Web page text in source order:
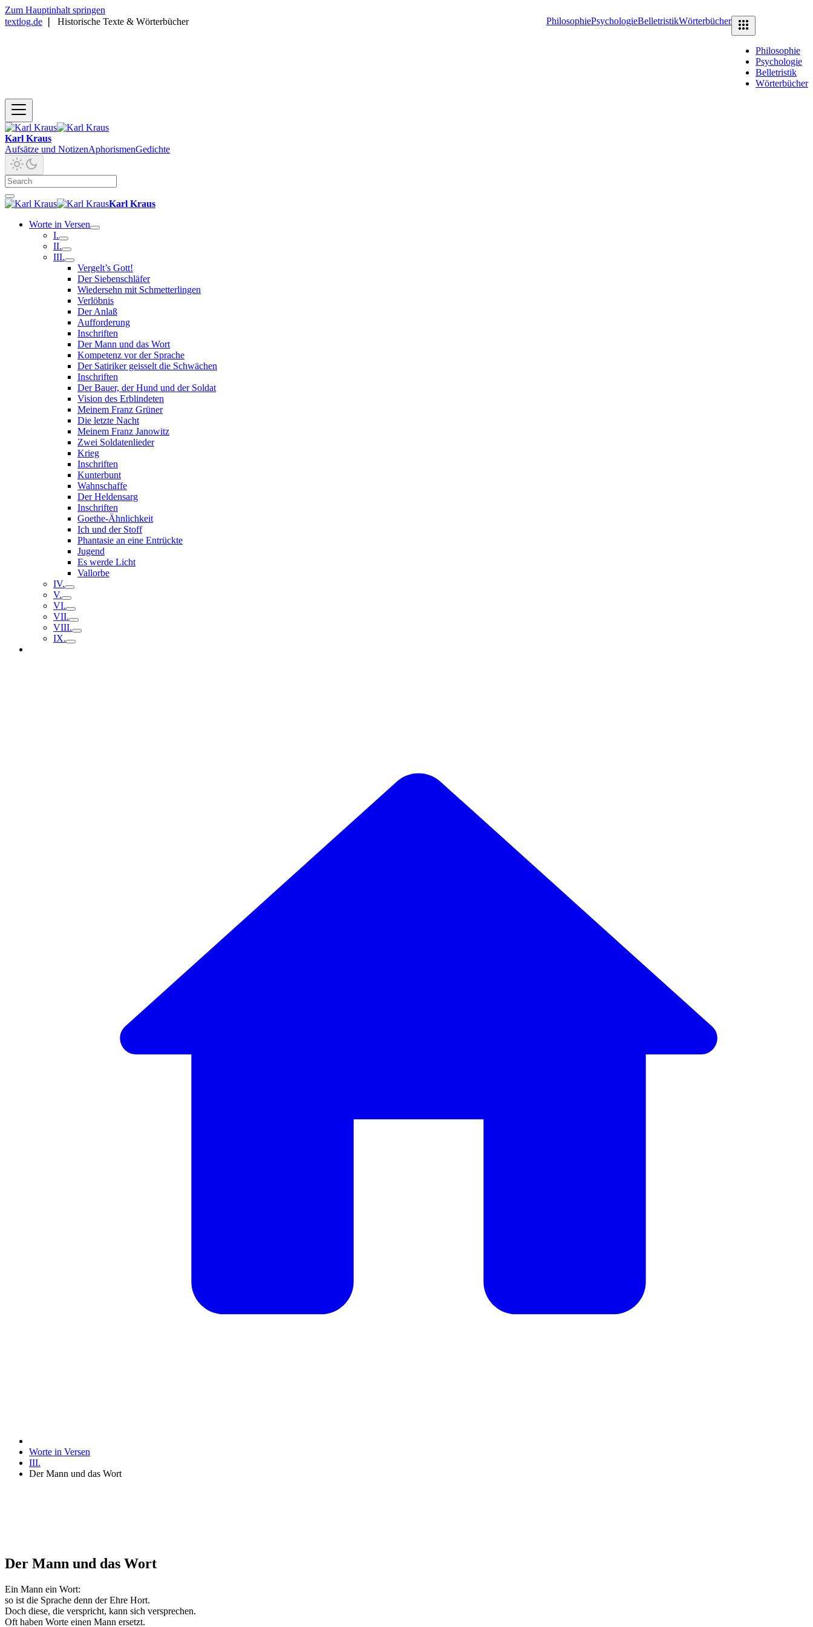
Zum Hauptinhalt springen
textlog.de
Historische Texte & Wörterbücher PhilosophiePsychologieBelletristikWörterbücher
Philosophie
Psychologie
Belletristik
Wörterbücher
Karl Kraus
Aufsätze und NotizenAphorismenGedichte
Karl Kraus
Worte in Versen
I.
II.
III.
Vergelt’s Gott!
Der Siebenschläfer
Wiedersehn mit Schmetterlingen
Verlöbnis
Der Anlaß
Aufforderung
Inschriften
Der Mann und das Wort
Kompetenz vor der Sprache
Der Satiriker geisselt die Schwächen
Inschriften
Der Bauer, der Hund und der Soldat
Vision des Erblindeten
Meinem Franz Grüner
Die letzte Nacht
Meinem Franz Janowitz
Zwei Soldatenlieder
Krieg
Inschriften
Kunterbunt
Wahnschaffe
Der Heldensarg
Inschriften
Goethe-Ähnlichkeit
Ich und der Stoff
Phantasie an eine Entrückte
Jugend
Es werde Licht
Vallorbe
IV.
V.
VI.
VII.
VIII.
IX.
Worte in Versen
III.
Der Mann und das Wort
Der Mann und das Wort
Ein Mann ein Wort:
so ist die Sprache denn der Ehre Hort.
Doch diese, die verspricht, kann sich versprechen.
Oft haben Worte einen Mann ersetzt.